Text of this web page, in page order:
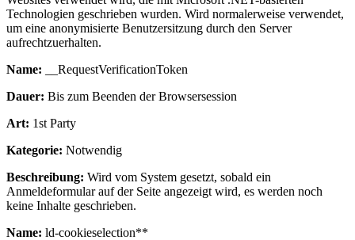
Technologien geschrieben wurden. Wird normalerweise verwendet,
um eine anonymisierte Benutzersitzung durch den Server
aufrechtzuerhalten.
Name: __RequestVerificationToken
Dauer: Bis zum Beenden der Browsersession
Art: 1st Party
Kategorie: Notwendig
Beschreibung: Wird vom System gesetzt, sobald ein
Anmeldeformular auf der Seite angezeigt wird, es werden noch
keine Inhalte geschrieben.
Name: ld-cookieselection**